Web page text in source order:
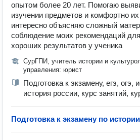
опытом более 20 лет. Помогаю
изучении предметов и комфортно
интересно объясняю сложный
соблюдение моих рекомендаций
хороших результатов у ученика
СурГПИ, учитель истории и
управления: юрист
Подготовка к экзамену, егэ, огэ,
история россии, курс занятий,
Подготовка к экзамену по истории